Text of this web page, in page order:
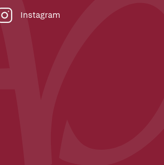
Instagram